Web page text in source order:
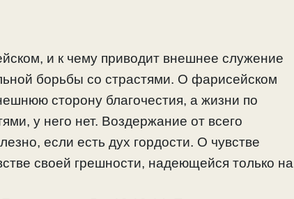
и к чему приводит внешнее служение
борьбы со страстями. О фарисейском
сторону благочестия, а жизни по
у него нет. Воздержание от всего
если есть дух гордости. О чувстве
своей грешности, надеющейся только на